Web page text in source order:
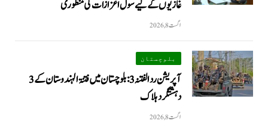
غازیوں کے لیے سول اعزازات کی منظوری
اگست 8, 2026
بلوچستان
آپریشن رد الفتنہ 3: بلوچستان میں فتنۃ الہندوستان کے 3
دہشتگرد ہلاک
اگست 8, 2026